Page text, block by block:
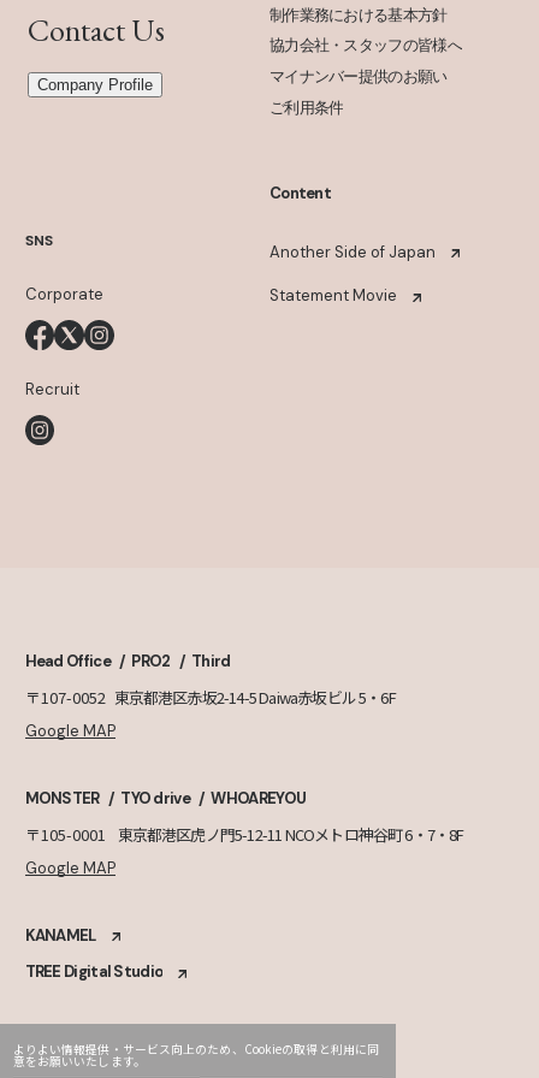
よりよい情報提供・サービス向上のため、Cookieの取得と利用に同
意をお願いいたします。
Contact Us
Company Profile
SNS
Corporate
Recruit
制作業務における基本方針
協力会社・スタッフの皆様へ
マイナンバー提供のお願い
ご利用条件
Content
Another Side of Japan
Statement Movie
Head Office PRO2 Third
〒107-0052 東京都港区赤坂2-14-5 Daiwa赤坂ビル 5・6F
Google MAP
MONSTER TYO drive WHOAREYOU
〒105-0001 東京都港区虎ノ門5-12-11 NCOメトロ神谷町 6・7・8F
Google MAP
KANAMEL
TREE Digital Studio